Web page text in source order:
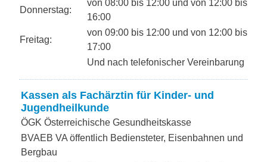
Donnerstag:
von 08:00 bis 12:00 und von 12:00 bis
16:00
Freitag:
von 09:00 bis 12:00 und von 12:00 bis
17:00
Und nach telefonischer Vereinbarung
Kassen als Fachärztin für Kinder- und
Jugendheilkunde
ÖGK Österreichische Gesundheitskasse
BVAEB VA öffentlich Bediensteter, Eisenbahnen und
Bergbau